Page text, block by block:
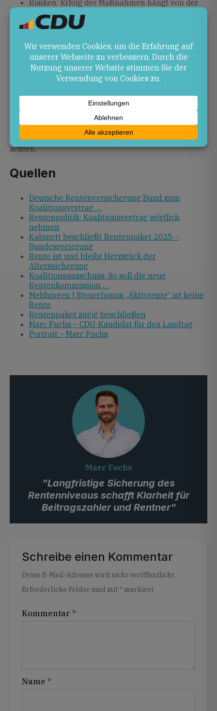
Risiken: Erfolg der Maßnahmen hängt von der
Arbeit der Rentenkommission und politischem
Willen ab.
Ausblick
In den kommenden Monaten wird die
Rentenkommission ihre Empfehlungen erarbeiten,
werden. Für die Region ist entscheidend, dass
Gesetzgebungsverfahren zügig abgeschlossen und
die Vorteile für Arbeitnehmer und Rentner spürbar
werden. Marc Fuchs wird den Prozess weiterhin
begleiten und auf eine ausgewogene Finanzierung
achten.
Quellen
Deutsche Rentenversicherung Bund zum
Koalitionsvertrag …
Rentenpolitik: Koalitionsvertrag wörtlich
nehmen
Kabinett beschließt Rentenpaket 2025 –
Bundesregierung
Rente ist und bleibt Herzstück der
Alterssicherung
Koalitionsausschuss: So soll die neue
Rentenkommission …
Meldungen | Steuerbonus „Aktivrente“ ist keine
Rente
Rentenpaket zügig beschließen
Marc Fuchs – CDU-Kandidat für den Landtag
Portrait – Marc Fuchs
Marc Fuchs
"Langfristige Sicherung des
Rentenniveaus schafft Klarheit für
Beitragszahler und Rentner"
Schreibe einen Kommentar
Deine E-Mail-Adresse wird nicht veröffentlicht.
Erforderliche Felder sind mit * markiert
Kommentar *
Name *
Alternative: